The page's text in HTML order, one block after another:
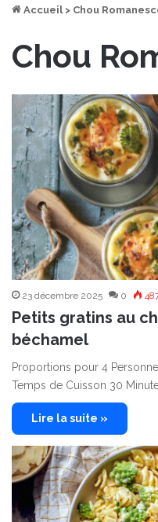
Accueil > Chou
Chou
23 décembre 2025 0
Petits gratins au
béchamel
Proportions pour 4
Temps de Cuisson 30
Lire la suite »